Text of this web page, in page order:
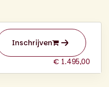
Inschrijven
€ 1.495,00